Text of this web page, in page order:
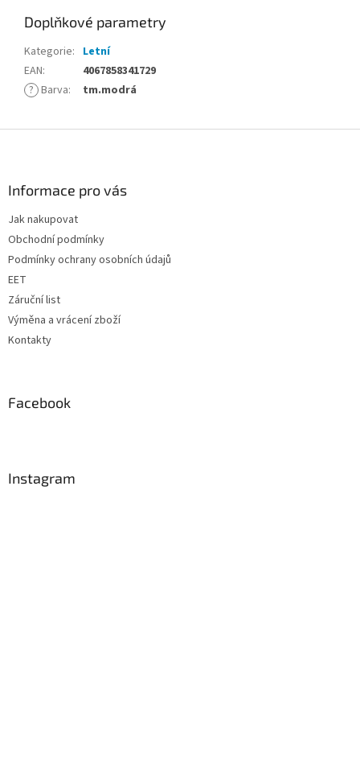
Doplňkové parametry
Kategorie: Letní
EAN:
4067858341729
? Barva: tm.modrá
Informace pro vás
Jak nakupovat
Obchodní podmínky
Podmínky ochrany osobních údajů
EET
Záruční list
Výměna a vrácení zboží
Kontakty
Facebook
Instagram